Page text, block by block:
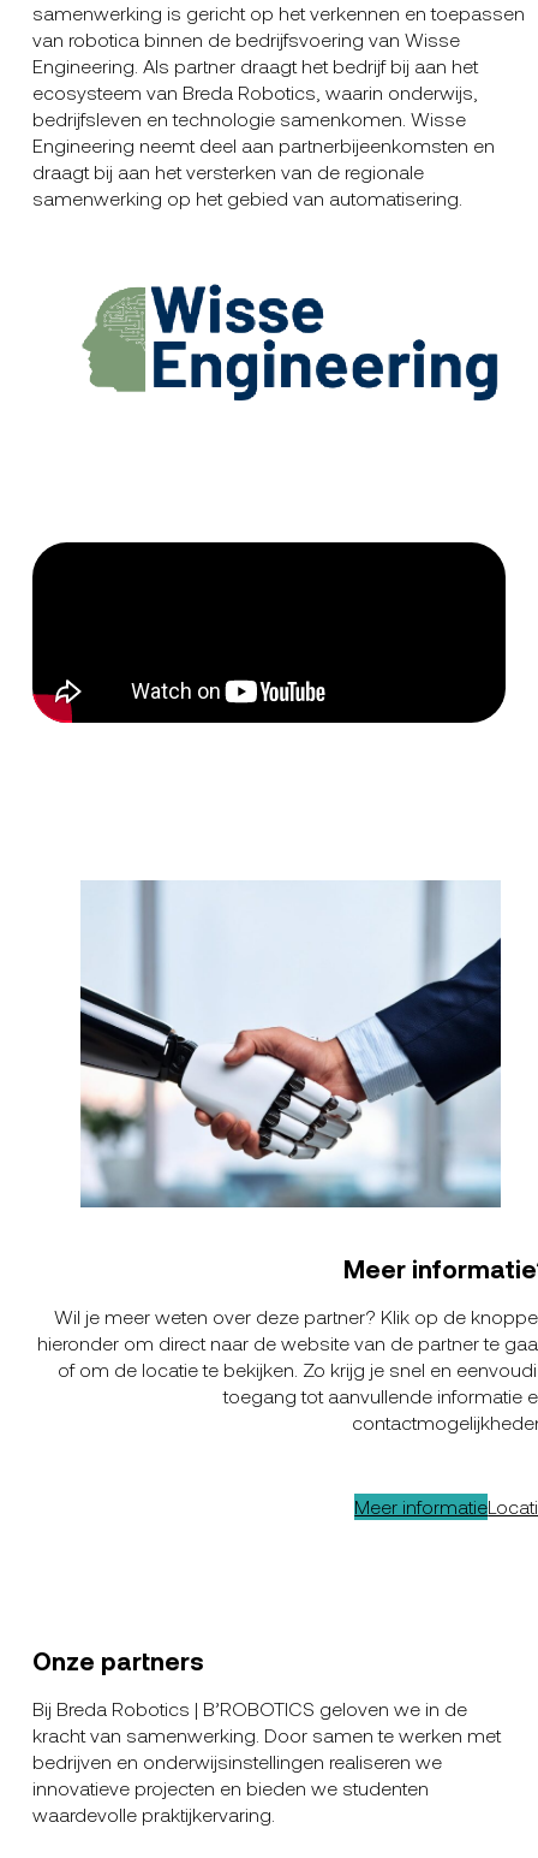
samenwerking is gericht op het verkennen en toepassen
van robotica binnen de bedrijfsvoering van Wisse
Engineering. Als partner draagt het bedrijf bij aan het
ecosysteem van Breda Robotics, waarin onderwijs,
bedrijfsleven en technologie samenkomen. Wisse
Engineering neemt deel aan partnerbijeenkomsten en
draagt bij aan het versterken van de regionale
samenwerking op het gebied van automatisering.
Meer
Wil je meer weten over deze partner? Klik op de
hieronder om direct naar de website van de partner te
of om de locatie te bekijken. Zo krijg je snel en
toegang tot aanvullende informatie
Meer informatie
Onze partners
Bij Breda Robotics | B’ROBOTICS geloven we in de
kracht van samenwerking. Door samen te werken met
bedrijven en onderwijsinstellingen realiseren we
innovatieve projecten en bieden we studenten
waardevolle praktijkervaring.